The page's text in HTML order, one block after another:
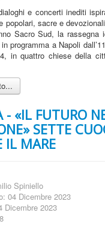
e concerti inediti
popolari, sacre e
Sacro Sud, la rassegna
programma a Napoli
in quattro chiese della
- «IL FUTURO
SETTE
IL MARE
Spiniello
04 Dicembre 2023
Dicembre 2023